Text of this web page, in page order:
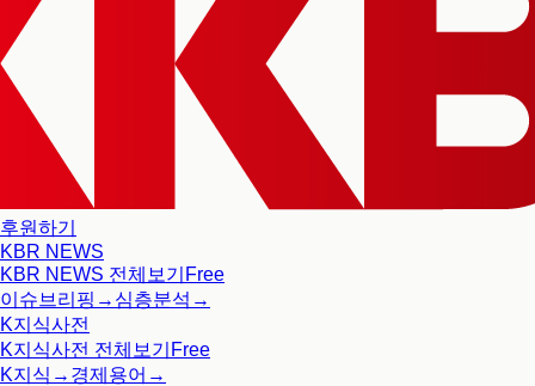
후원하기
KBR NEWS
KBR NEWS 전체보기 Free
이슈브리핑 → 심층분석 →
K지식사전
K지식사전 전체보기 Free
K지식 → 경제용어 →